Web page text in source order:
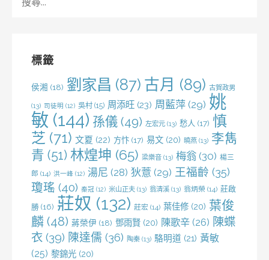
標籤
侯湘 (18) 劉家昌 (87) 古月 (89) 古賀政男
(13) 司徒明 (12) 吳村 (15) 周添旺 (23) 周藍萍 (29) 姚
敏 (144) 孫儀 (49) 左宏元 (13) 愁人 (17) 慎
芝 (71) 文夏 (22) 方忭 (17) 易文 (20) 曉燕 (13) 李雋
青 (51) 林煌坤 (65) 梁樂音 (13) 梅翁 (30) 楊三
郎 (14) 洪一峰 (12) 湯尼 (28) 狄薏 (29) 王福齡 (35)
瓊瑤 (40) 秦冠 (12) 米山正夫 (13) 翁清溪 (13) 翁炳榮 (14) 莊啟
勝 (16) 莊奴 (132) 莊宏 (14) 葉佳修 (20) 葉俊
麟 (48) 蔣榮伊 (18) 鄧雨賢 (20) 陳歌辛 (26) 陳蝶
衣 (39) 陳達儒 (36) 陶秦 (13) 駱明道 (21) 黃敏
(25) 黎錦光 (20)